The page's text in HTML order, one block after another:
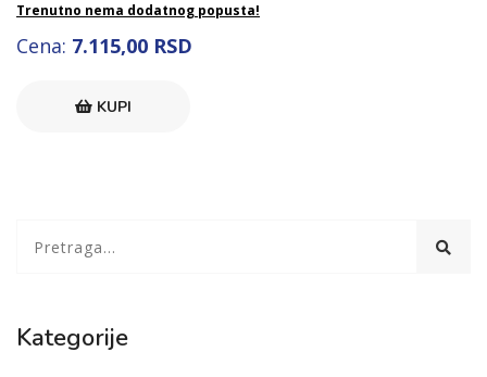
Trenutno nema dodatnog popusta!
Cena: 7.115,00 RSD
KUPI
Kategorije